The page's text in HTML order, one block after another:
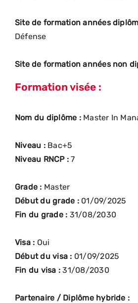
Site de formation années
Défense
Site de formation années non
Formation visée :
Nom du diplôme : Master In
Niveau : Bac+5
Niveau RNCP :7
Grade : Master
Début du grade : 01/09/2025
Fin du grade : 31/08/2030
Visa : Oui
Début du visa : 01/09/2025
Fin du visa :31/08/2030
Partenaire / Diplôme hybride :